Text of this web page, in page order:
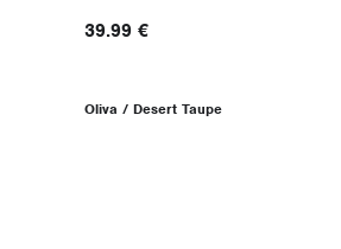
39.99 €
Oliva / Desert Taupe